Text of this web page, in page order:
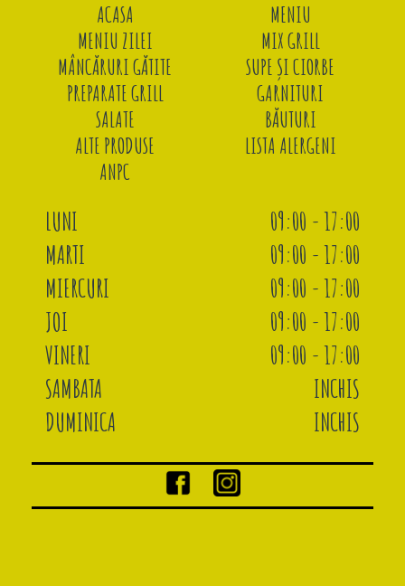
ACASA
MENIU
MENIU ZILEI
MIX GRILL
MÂNCĂRURI GĂTITE
SUPE ȘI CIORBE
PREPARATE GRILL
GARNITURI
SALATE
BĂUTURI
ALTE PRODUSE
LISTA ALERGENI
ANPC
LUNI
09:00 - 17:00
MARTI
09:00 - 17:00
MIERCURI
09:00 - 17:00
JOI
09:00 - 17:00
VINERI
09:00 - 17:00
SAMBATA
INCHIS
DUMINICA
INCHIS